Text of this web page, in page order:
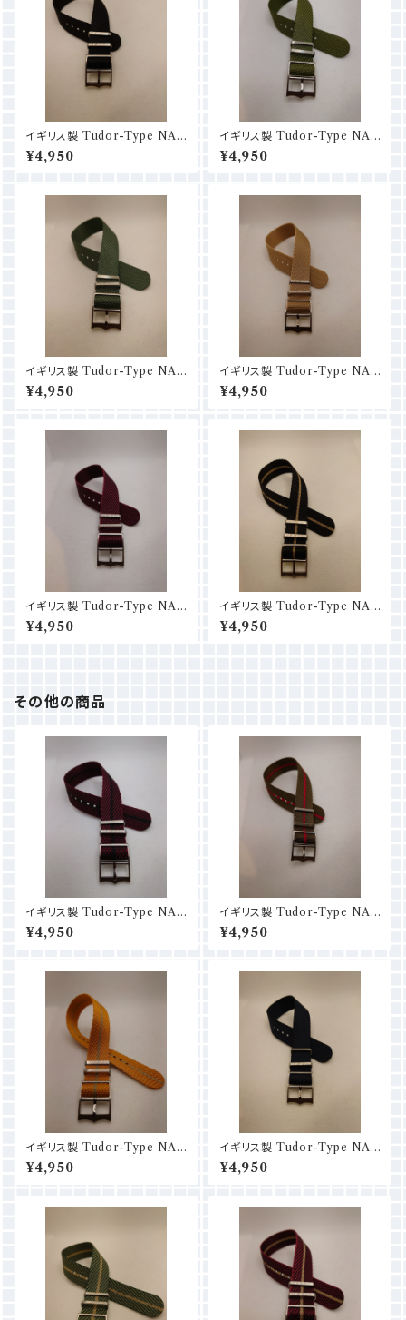
イギリス製 Tudor-Type NAT
O (18mm/20mm/22mm) ブラ
ック
¥4,950
イギリス製 Tudor-Type NAT
O (18mm/20mm/22mm) カ
ーキ
¥4,950
イギリス製 Tudor-Type NAT
O (18mm/20mm/22mm) グリ
ーン
¥4,950
イギリス製 Tudor-Type NAT
O (18mm/20mm/22mm) ベ
ージュ
¥4,950
イギリス製 Tudor-Type NAT
O (18mm/20mm/22mm) ワ
イン（バーガンディ）
¥4,950
イギリス製 Tudor-Type NAT
O (18mm/20mm/22mm) ブラ
ック×ベージュ
¥4,950
その他の商品
イギリス製 Tudor-Type NAT
O (18mm/20mm/22mm) ワ
イン×ブラック
¥4,950
イギリス製 Tudor-Type NAT
O (18mm/20mm/22mm) カ
ーキ×レッド
¥4,950
イギリス製 Tudor-Type NAT
O (18mm/20mm/22mm) イ
エロー×ベージュ
¥4,950
イギリス製 Tudor-Type NAT
O (18mm/20mm/22mm) ネ
イビー
¥4,950